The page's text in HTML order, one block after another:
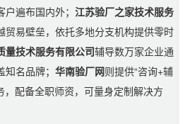
户遍布国内外；江苏验厂之家技术服务
贸易壁垒，依托多地分支机构提供零时
量技术服务有限公司辅导数万家企业通
知名品牌；华南验厂网则提供“咨询+辅
，配备全职师资，可量身定制解决方